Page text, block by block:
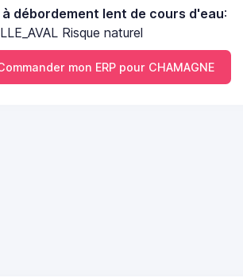
débordement lent de cours d'eau:
Risque naturel
mon ERP pour CHAMAGNE